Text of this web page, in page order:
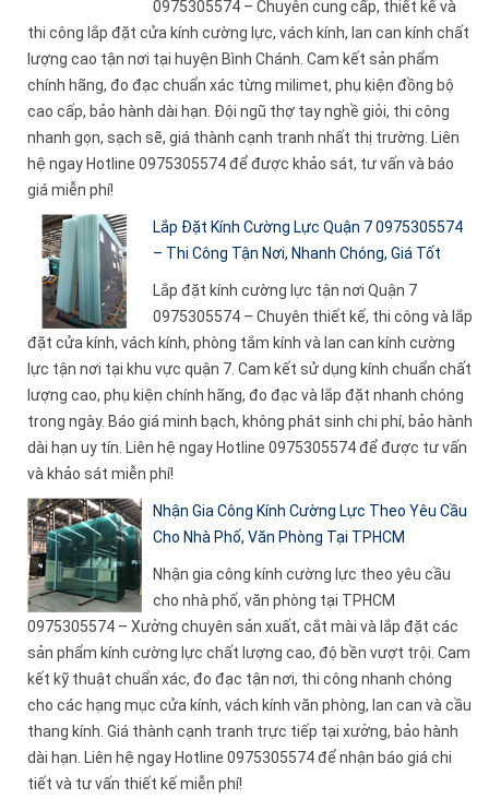
0975305574 – Chuyên cung cấp, thiết kế và
thi công lắp đặt cửa kính cường lực, vách kính, lan can kính chất
lượng cao tận nơi tại huyện Bình Chánh. Cam kết sản phẩm
chính hãng, đo đạc chuẩn xác từng milimet, phụ kiện đồng bộ
cao cấp, bảo hành dài hạn. Đội ngũ thợ tay nghề giỏi, thi công
nhanh gọn, sạch sẽ, giá thành cạnh tranh nhất thị trường. Liên
hệ ngay Hotline 0975305574 để được khảo sát, tư vấn và báo
giá miễn phí!
Lắp Đặt Kính Cường Lực Quận 7 0975305574
– Thi Công Tận Nơi, Nhanh Chóng, Giá Tốt
Lắp đặt kính cường lực tận nơi Quận 7
0975305574 – Chuyên thiết kế, thi công và lắp
đặt cửa kính, vách kính, phòng tắm kính và lan can kính cường
lực tận nơi tại khu vực quận 7. Cam kết sử dụng kính chuẩn chất
lượng cao, phụ kiện chính hãng, đo đạc và lắp đặt nhanh chóng
trong ngày. Báo giá minh bạch, không phát sinh chi phí, bảo hành
dài hạn uy tín. Liên hệ ngay Hotline 0975305574 để được tư vấn
và khảo sát miễn phí!
Nhận Gia Công Kính Cường Lực Theo Yêu Cầu
Cho Nhà Phố, Văn Phòng Tại TPHCM
Nhận gia công kính cường lực theo yêu cầu
cho nhà phố, văn phòng tại TPHCM
0975305574 – Xưởng chuyên sản xuất, cắt mài và lắp đặt các
sản phẩm kính cường lực chất lượng cao, độ bền vượt trội. Cam
kết kỹ thuật chuẩn xác, đo đạc tận nơi, thi công nhanh chóng
cho các hạng mục cửa kính, vách kính văn phòng, lan can và cầu
thang kính. Giá thành cạnh tranh trực tiếp tại xưởng, bảo hành
dài hạn. Liên hệ ngay Hotline 0975305574 để nhận báo giá chi
tiết và tư vấn thiết kế miễn phí!